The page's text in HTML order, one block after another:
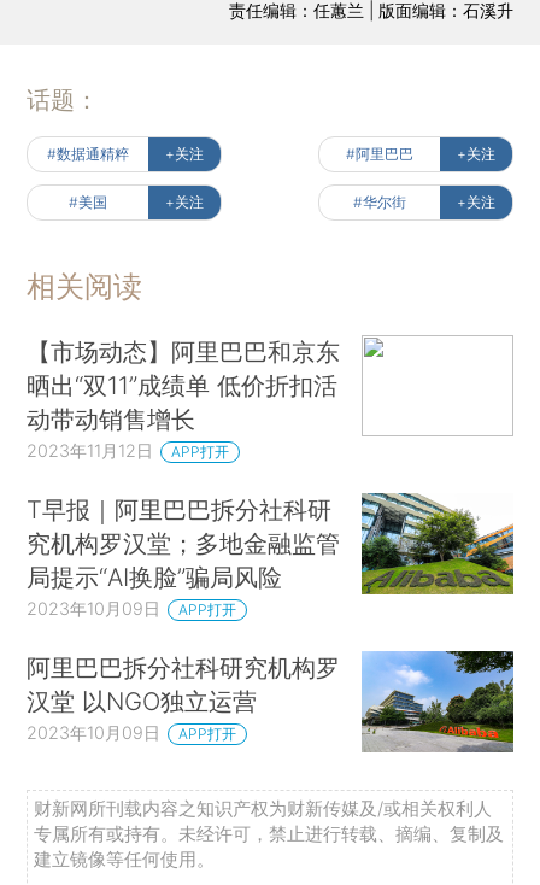
责任编辑：任蕙兰 | 版面编辑：石溪升
话题：
#数据通精粹 +关注 #阿里巴巴 +关注
#美国 +关注 #华尔街 +关注
相关阅读
【市场动态】阿里巴巴和京东
晒出“双11”成绩单 低价折扣活
动带动销售增长
2023年11月12日 APP打开
T早报｜阿里巴巴拆分社科研
究机构罗汉堂；多地金融监管
局提示“AI换脸”骗局风险
2023年10月09日 APP打开
阿里巴巴拆分社科研究机构罗
汉堂 以NGO独立运营
2023年10月09日 APP打开
财新网所刊载内容之知识产权为财新传媒及/或相关权利人
专属所有或持有。未经许可，禁止进行转载、摘编、复制及
建立镜像等任何使用。